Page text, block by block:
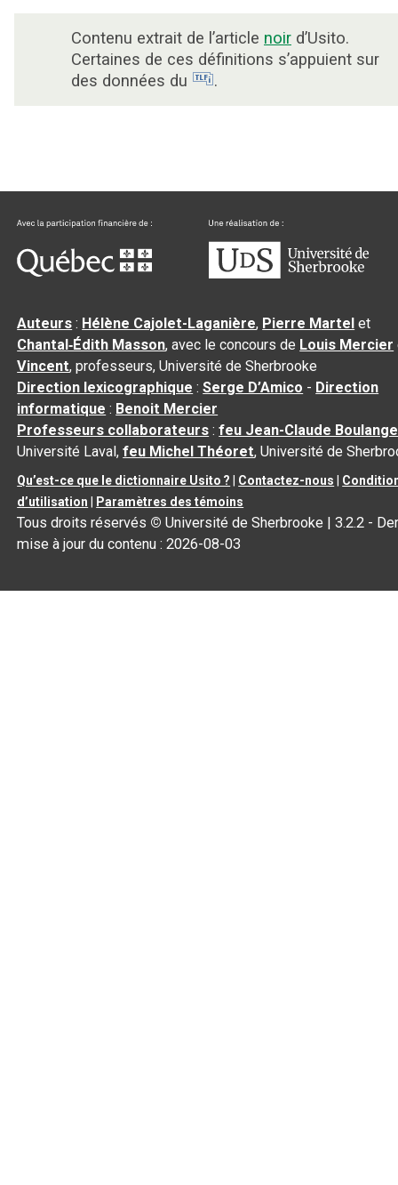
Contenu extrait de l’article noir d’Usito.
Certaines de ces définitions s’appuient sur
des données du
.
Auteurs : Hélène Cajolet-Laganière, Pierre Martel et
Chantal‑Édith Masson, avec le concours de Louis Mercier
Vincent, professeurs, Université de Sherbrooke
Direction lexicographique :Serge D’Amico - Direction
informatique : Benoit Mercier
Professeurs collaborateurs :feu Jean-Claude
Université Laval,feu Michel Théoret, Université de
Qu’est-ce que le dictionnaire Usito ? Contactez-nous
d’utilisation
Paramètres des témoins
Tous droits réservés © Université de Sherbrooke |3.2.2 -
mise à jour du contenu :2026-08-03